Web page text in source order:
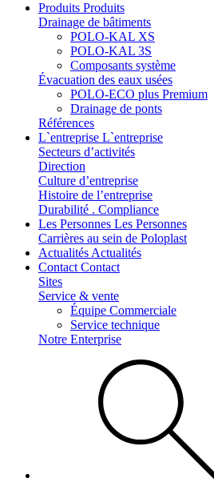
Produits Produits
Drainage de bâtiments
POLO-KAL XS
POLO-KAL 3S
Composants système
Évacuation des eaux usées
POLO-ECO plus Premium
Drainage de ponts
Références
L`entreprise L`entreprise
Secteurs d’activités
Direction
Culture d’entreprise
Histoire de l’entreprise
Durabilité . Compliance
Les Personnes Les Personnes
Carrières au sein de Poloplast
Actualités Actualités
Contact Contact
Sites
Service & vente
Équipe Commerciale
Service technique
Notre Enterprise